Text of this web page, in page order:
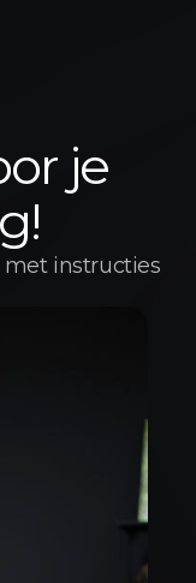
je
instructies